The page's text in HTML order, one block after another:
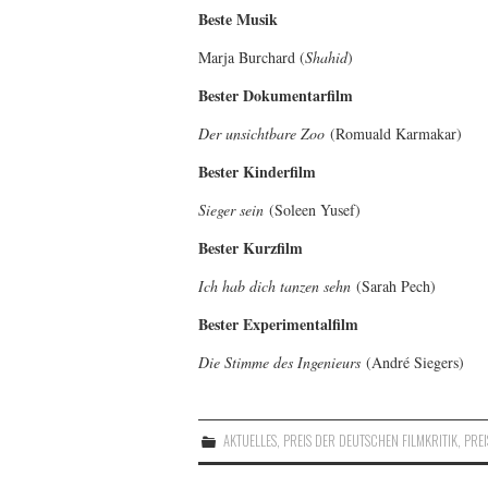
Beste Musik
Marja Burchard (Shahid)
Bester Dokumentarfilm
Der unsichtbare Zoo (Romuald Karmakar)
Bester Kinderfilm
Sieger sein (Soleen Yusef)
Bester Kurzfilm
Ich hab dich tanzen sehn (Sarah Pech)
Bester Experimentalfilm
Die Stimme des Ingenieurs (André Siegers)
AKTUELLES, PREIS DER DEUTSCHEN FILMKRITIK,